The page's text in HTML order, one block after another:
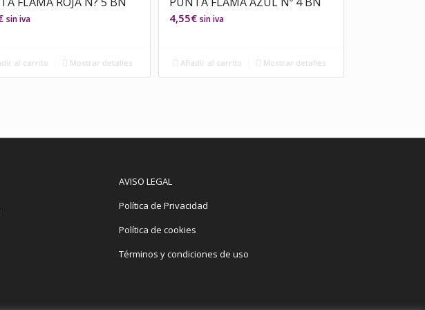
sin iva
al carrito Mostrar detalles
4,55€ sin iva
Añadir al carrito Mostrar detalles
AVISO LEGAL
Política de Privacidad
Política de cookies
Términos y condiciones de uso